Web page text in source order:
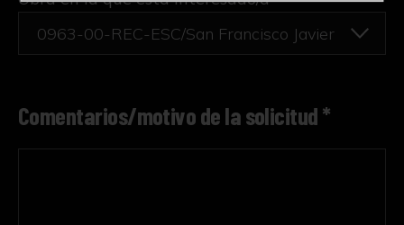
0963-00-REC-ESC/San Francisco Javier
Comentarios/motivo de la solicitud *